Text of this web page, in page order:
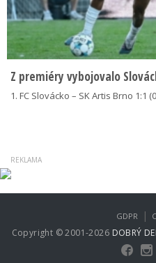
Z premiéry vybojovalo
1. FC Slovácko – SK Artis Brno 1:1
Copyright © 2001-2026 DOBRÝ
GDPR |